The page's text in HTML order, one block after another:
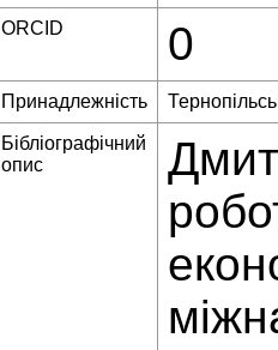
ORCID 0
Принадлежність
Бібліографічний
опис